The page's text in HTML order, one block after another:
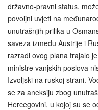
državno‑pravni status,
povoljni uvjeti na
unutrašnjih prilika u
saveza između Austrije i
razradi ovog plana trajalo
ministre vanjskih poslova
Izvoljski na ruskoj strani.
se za aneksiju zbog
Hercegovini, u kojoj su se